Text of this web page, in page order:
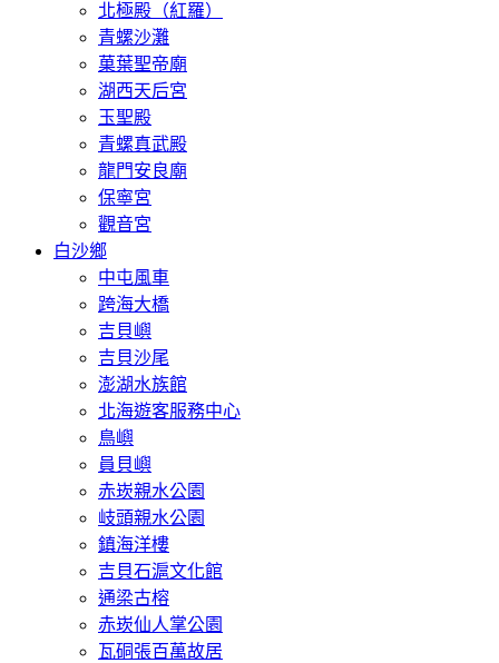
北極殿（紅羅）
青螺沙灘
菓葉聖帝廟
湖西天后宮
玉聖殿
青螺真武殿
龍門安良廟
保寧宮
觀音宮
白沙鄉
中屯風車
跨海大橋
吉貝嶼
吉貝沙尾
澎湖水族館
北海遊客服務中心
鳥嶼
員貝嶼
赤崁親水公園
岐頭親水公園
鎮海洋樓
吉貝石滬文化館
通梁古榕
赤崁仙人掌公園
瓦硐張百萬故居